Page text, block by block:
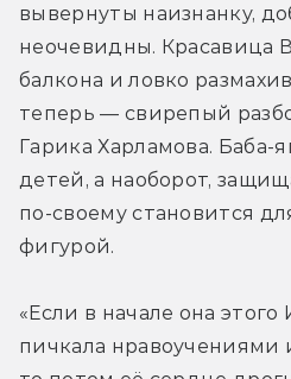
вывернуты наизнанку,
неочевидны. Красавица
балкона и ловко
теперь — свирепый
Гарика Харламова. Баба-
детей, а наоборот,
по-своему становится
фигурой.
«Если в начале она
пичкала нравоучениями